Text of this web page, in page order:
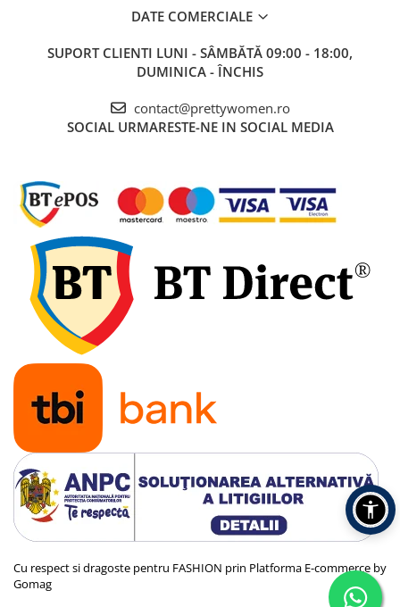
DATE COMERCIALE
SUPORT CLIENTI LUNI - SÂMBĂTĂ 09:00 - 18:00,
DUMINICA - ÎNCHIS
contact@prettywomen.ro
SOCIAL URMARESTE-NE IN SOCIAL MEDIA
Cu respect si dragoste pentru FASHION prin Platforma E-commerce by
Gomag